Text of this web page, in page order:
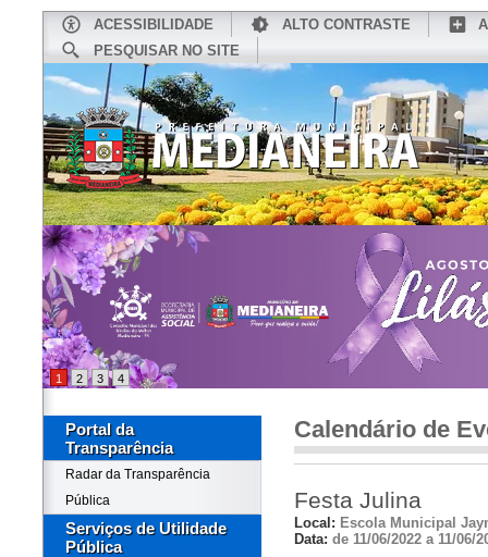
ACESSIBILIDADE ALTO CONTRASTE
PESQUISAR NO SITE
CONHEÇA MEDIANEIRA
1 2 3 4
Portal da
Transparência
Radar da Transparência
Pública
Serviços de Utilidade
Pública
Calendário de
Festa Julina
Local: Escola Municipal
Data: de 11/06/2022 a 11/06/